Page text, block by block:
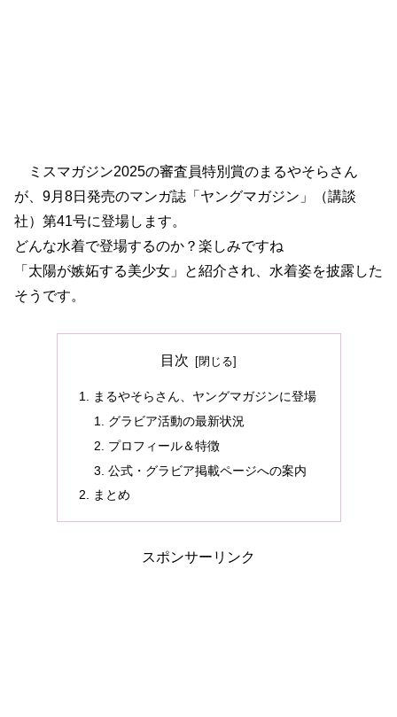
ミスマガジン2025の審査員特別賞のまるやそらさん
が、9月8日発売のマンガ誌「ヤングマガジン」（講談
社）第41号に登場します。
どんな水着で登場するのか？楽しみですね
「太陽が嫉妬する美少女」と紹介され、水着姿を披露した
そうです。
目次
まるやそらさん、ヤングマガジンに登場
グラビア活動の最新状況
プロフィール＆特徴
公式・グラビア掲載ページへの案内
まとめ
スポンサーリンク